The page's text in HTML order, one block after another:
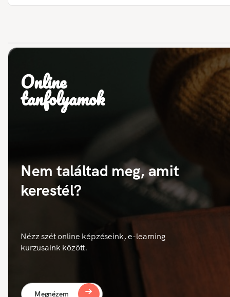
Online
tanfolyamok
Nem találtad meg, amit
kerestél?
Nézz szét online képzéseink, e-learning
kurzusaink között.
Megnézem